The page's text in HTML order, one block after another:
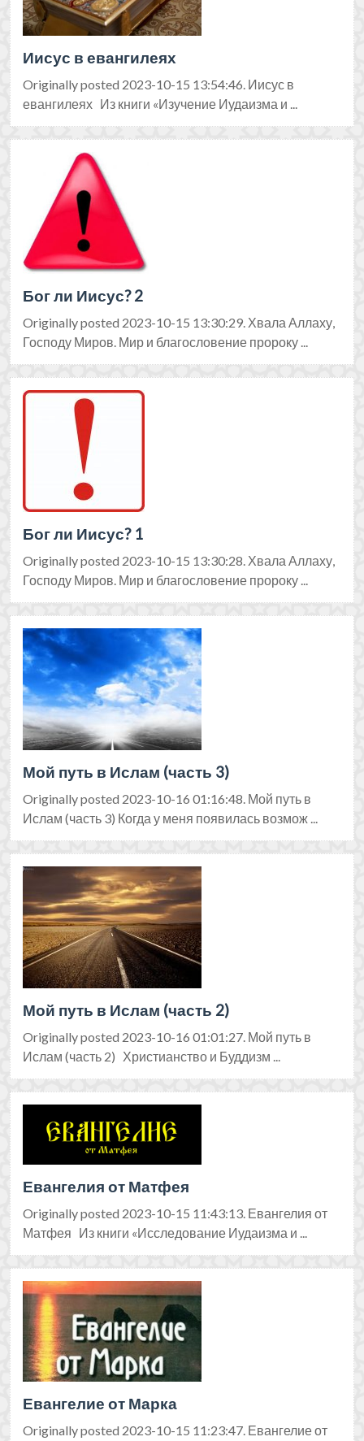
Иисус в евангилеях
Originally posted 2023-10-15 13:54:46. Иисус в
евангилеях Из книги «Изучение Иудаизма и ...
Бог ли Иисус? 2
Originally posted 2023-10-15 13:30:29. Хвала Аллаху,
Господу Миров. Мир и благословение пророку ...
Бог ли Иисус? 1
Originally posted 2023-10-15 13:30:28. Хвала Аллаху,
Господу Миров. Мир и благословение пророку ...
Мой путь в Ислам (часть 3)
Originally posted 2023-10-16 01:16:48. Мой путь в
Ислам (часть 3) Когда у меня появилась возмож ...
Мой путь в Ислам (часть 2)
Originally posted 2023-10-16 01:01:27. Мой путь в
Ислам (часть 2) Христианство и Буддизм ...
Евангелия от Матфея
Originally posted 2023-10-15 11:43:13. Евангелия от
Матфея Из книги «Исследование Иудаизма и ...
Евангелие от Марка
Originally posted 2023-10-15 11:23:47. Евангелие от